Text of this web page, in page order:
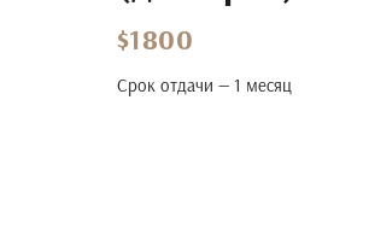
$1800
Срок отдачи — 1 месяц